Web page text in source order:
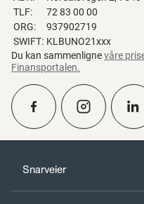
Snarveier
TLF:
72 83 00 00
ORG:
937902719
SWIFT: KLBUNO21xxx
Du kan sammenlignevåre
Finansportalen.